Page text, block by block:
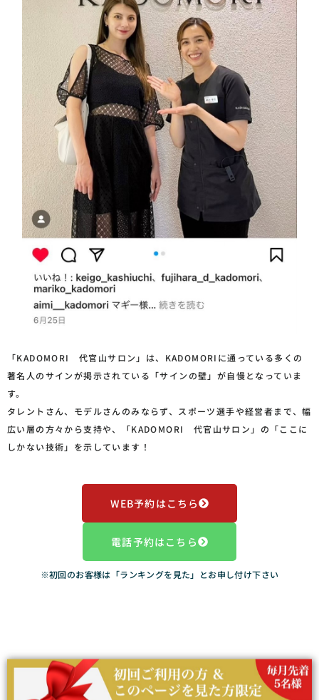
「KADOMORI 代官山サロン」は、KADOMORIに通っている多くの
著名人のサインが掲示されている「サインの壁」が自慢となっていま
す。
タレントさん、モデルさんのみならず、スポーツ選手や経営者まで、幅
広い層の方々から支持や、「KADOMORI 代官山サロン」の「ここに
しかない技術」を示しています！
電話予約はこちら
WEB予約はこちら
※初回のお客様は「ランキングを見た」とお申し付け下さい